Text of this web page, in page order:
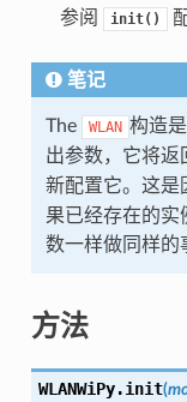
参阅
init()
笔记
The WLAN 构造
出参数，它将返
新配置它。这是
果已经存在的实
数一样做同样的
方法
WLANWiPy.init(